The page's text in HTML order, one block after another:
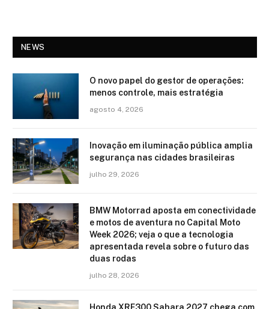
NEWS
O novo papel do gestor de operações:
menos controle, mais estratégia
agosto 4, 2026
Inovação em iluminação pública amplia
segurança nas cidades brasileiras
julho 29, 2026
BMW Motorrad aposta em conectividade
e motos de aventura no Capital Moto
Week 2026; veja o que a tecnologia
apresentada revela sobre o futuro das
duas rodas
julho 28, 2026
Honda XRE300 Sahara 2027 chega com